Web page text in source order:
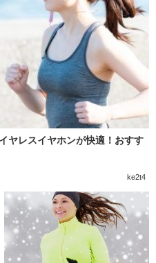
ヤレスイヤホンが快適！おすす
ke2t4